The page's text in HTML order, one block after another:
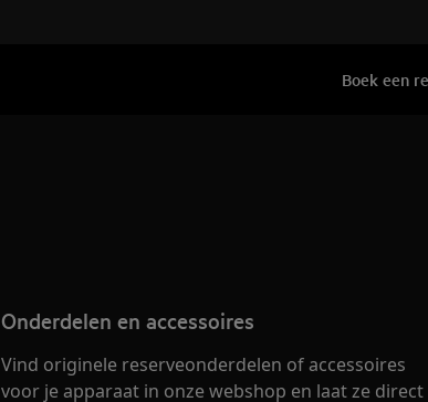
Boek een
Onderdelen en accessoires
Vind originele reserveonderdelen of accessoires
voor je apparaat in onze webshop en laat ze direct